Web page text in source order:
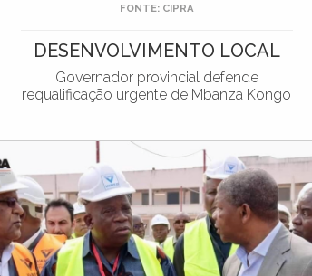
FONTE: CIPRA
DESENVOLVIMENTO LOCAL
Governador provincial defende
requalificação urgente de Mbanza Kongo